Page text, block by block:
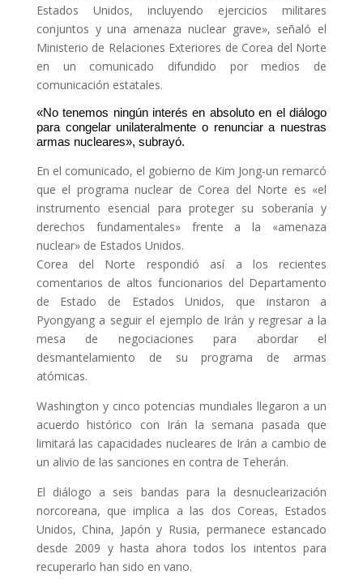
Estados Unidos, incluyendo ejercicios militares
conjuntos y una amenaza nuclear grave», señaló el
Ministerio de Relaciones Exteriores de Corea del Norte
en un comunicado difundido por medios de
comunicación estatales.
«No tenemos ningún interés en absoluto en el diálogo
para congelar unilateralmente o renunciar a nuestras
armas nucleares», subrayó.
En el comunicado, el gobierno de Kim Jong-un remarcó
que el programa nuclear de Corea del Norte es «el
instrumento esencial para proteger su soberanía y
derechos fundamentales» frente a la «amenaza
nuclear» de Estados Unidos.
Corea del Norte respondió así a los recientes
comentarios de altos funcionarios del Departamento
de Estado de Estados Unidos, que instaron a
Pyongyang a seguir el ejemplo de Irán y regresar a la
mesa de negociaciones para abordar el
desmantelamiento de su programa de armas
atómicas.
Washington y cinco potencias mundiales llegaron a un
acuerdo histórico con Irán la semana pasada que
limitará las capacidades nucleares de Irán a cambio de
un alivio de las sanciones en contra de Teherán.
El diálogo a seis bandas para la desnuclearización
norcoreana, que implica a las dos Coreas, Estados
Unidos, China, Japón y Rusia, permanece estancado
desde 2009 y hasta ahora todos los intentos para
recuperarlo han sido en vano.